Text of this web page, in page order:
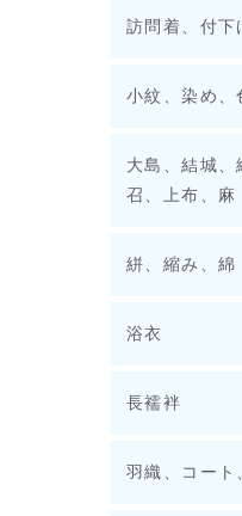
訪問着、付下
小紋、染め、
大島、結城、
召、上布、麻
絣、縮み、綿
浴衣
長襦袢
羽織、コート